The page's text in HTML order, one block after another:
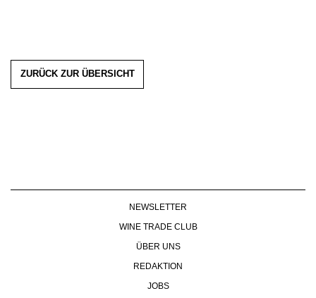
ZURÜCK ZUR ÜBERSICHT
NEWSLETTER
WINE TRADE CLUB
ÜBER UNS
REDAKTION
JOBS